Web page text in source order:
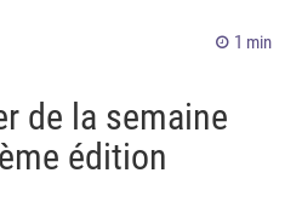
1 min
de la semaine
édition